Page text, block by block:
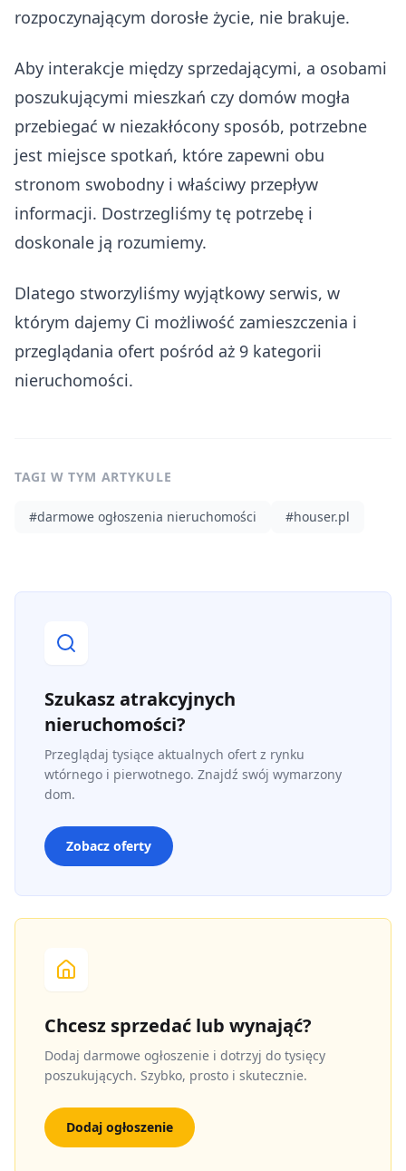
rozpoczynającym dorosłe życie, nie brakuje.
Aby interakcje między sprzedającymi, a osobami
poszukującymi mieszkań czy domów mogła
przebiegać w niezakłócony sposób, potrzebne
jest miejsce spotkań, które zapewni obu
stronom swobodny i właściwy przepływ
informacji. Dostrzegliśmy tę potrzebę i
doskonale ją rozumiemy.
Dlatego stworzyliśmy wyjątkowy serwis, w
którym dajemy Ci możliwość zamieszczenia i
przeglądania ofert pośród aż 9 kategorii
nieruchomości.
TAGI W TYM ARTYKULE
#darmowe ogłoszenia nieruchomości #houser.pl
Szukasz atrakcyjnych
nieruchomości?
Przeglądaj tysiące aktualnych ofert z rynku
wtórnego i pierwotnego. Znajdź swój wymarzony
dom.
Zobacz oferty
Chcesz sprzedać lub wynająć?
Dodaj darmowe ogłoszenie i dotrzyj do tysięcy
poszukujących. Szybko, prosto i skutecznie.
Dodaj ogłoszenie